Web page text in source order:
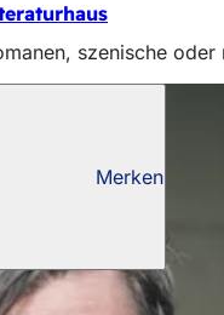
szenische
Merken